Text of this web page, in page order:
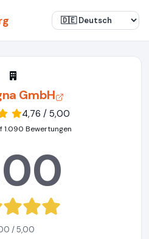
GmbH
4,76 / 5,00
1.090 Bewertungen
/ 5,00